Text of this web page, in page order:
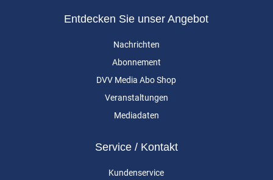
Entdecken Sie unser Angebot
Nachrichten
Abonnement
DVV Media Abo Shop
Veranstaltungen
Mediadaten
Service / Kontakt
Kundenservice